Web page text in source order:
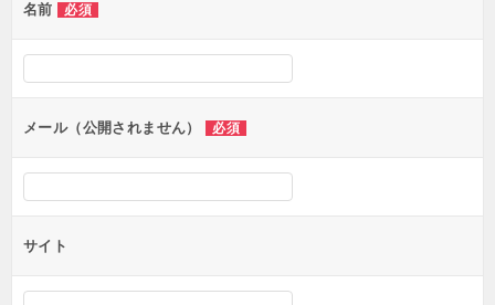
ー
シ
ン
名前 必須
メール（公開されません） 必須
サイト